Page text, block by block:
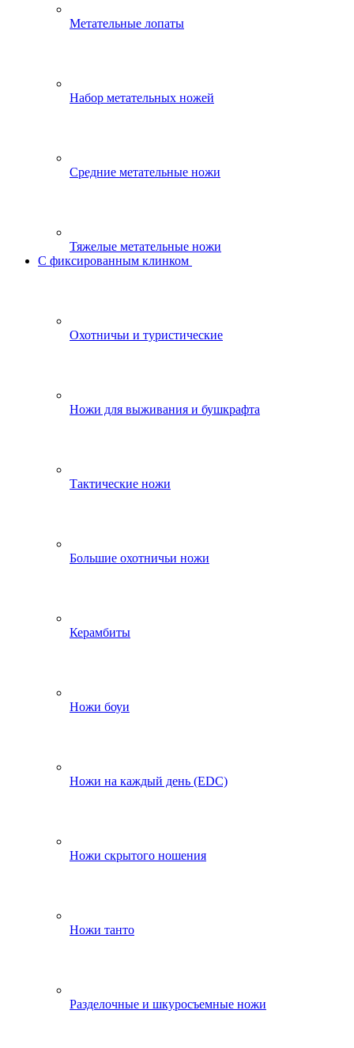
Метательные лопаты
Набор метательных ножей
Средние метательные ножи
Тяжелые метательные ножи
С фиксированным клинком
Охотничьи и туристические
Ножи для выживания и бушкрафта
Тактические ножи
Большие охотничьи ножи
Керамбиты
Ножи боуи
Ножи на каждый день (EDC)
Ножи скрытого ношения
Ножи танто
Разделочные и шкуросъемные ножи